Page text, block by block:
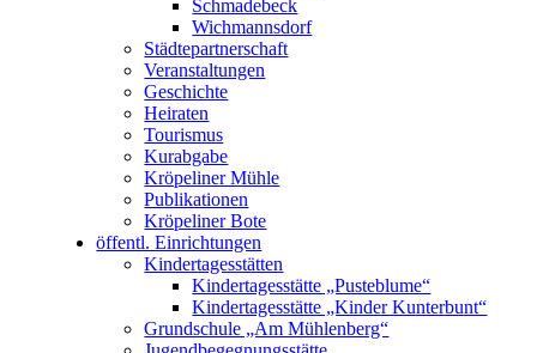
Schmadebeck
Wichmannsdorf
Städtepartnerschaft
Veranstaltungen
Geschichte
Heiraten
Tourismus
Kurabgabe
Kröpeliner Mühle
Publikationen
Kröpeliner Bote
öffentl. Einrichtungen
Kindertagesstätten
Kindertagesstätte „Pusteblume“
Kindertagesstätte „Kinder Kunterbunt“
Grundschule „Am Mühlenberg“